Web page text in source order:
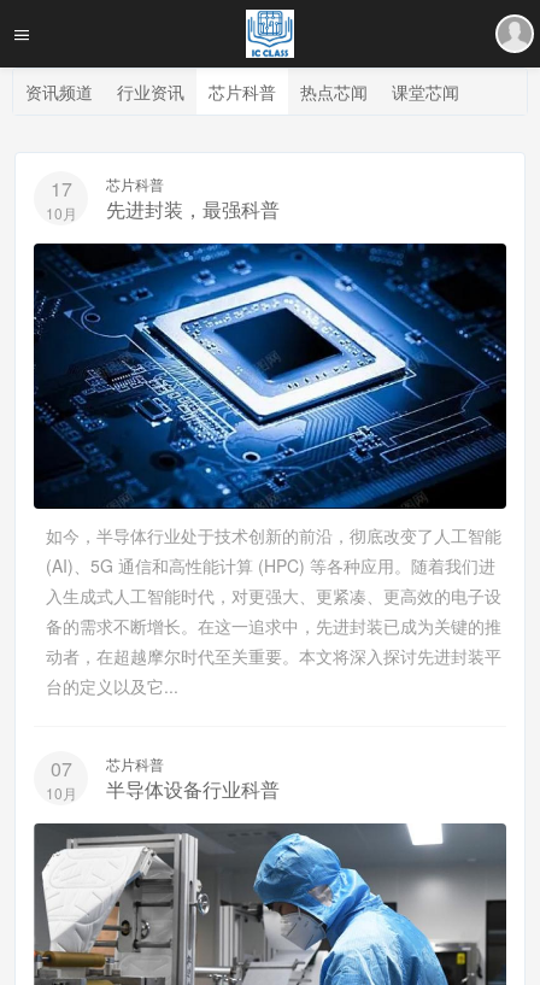
资讯频道 行业资讯 芯片科普 热点芯闻 课堂芯闻
17
10月
芯片科普
先进封装，最强科普
如今，半导体行业处于技术创新的前沿，彻底改变了人工智能
(AI)、5G 通信和高性能计算 (HPC) 等各种应用。随着我们进
入生成式人工智能时代，对更强大、更紧凑、更高效的电子设
备的需求不断增长。在这一追求中，先进封装已成为关键的推
动者，在超越摩尔时代至关重要。本文将深入探讨先进封装平
台的定义以及它...
07
10月
芯片科普
半导体设备行业科普